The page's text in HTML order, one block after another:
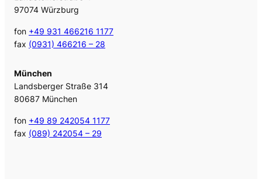
97074 Würzburg
fon +49 931 466216 1177
fax (0931) 466216 – 28
München
Landsberger Straße 314
80687 München
fon +49 89 242054 1177
fax (089) 242054 – 29